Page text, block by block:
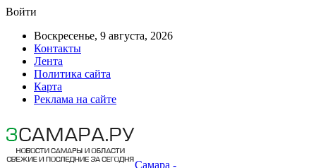
Войти
Воскресенье, 9 августа, 2026
Контакты
Лента
Политика сайта
Карта
Реклама на сайте
Самара -